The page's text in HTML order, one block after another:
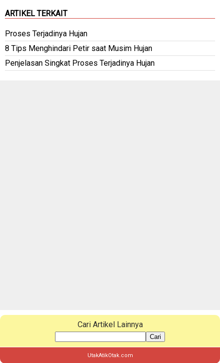
ARTIKEL TERKAIT
Proses Terjadinya Hujan
8 Tips Menghindari Petir saat Musim Hujan
Penjelasan Singkat Proses Terjadinya Hujan
Cari Artikel Lainnya
Cari
UtakAtikOtak.com